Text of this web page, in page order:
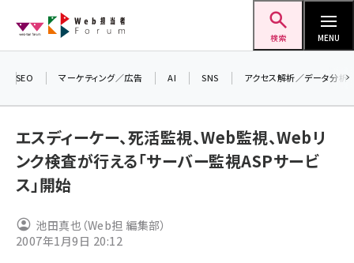
ン
検索 MENU
seo (3541)
youtube (2449)
SEO マーケティング／広告 AI SNS アクセス解析／データ分析
エスディーケー、死活監視、Web監視、Webリ
ンク検査が行える「サーバー監視ASPサービ
ス」開始
池田真也（Web担 編集部）
2007年1月9日 20:12